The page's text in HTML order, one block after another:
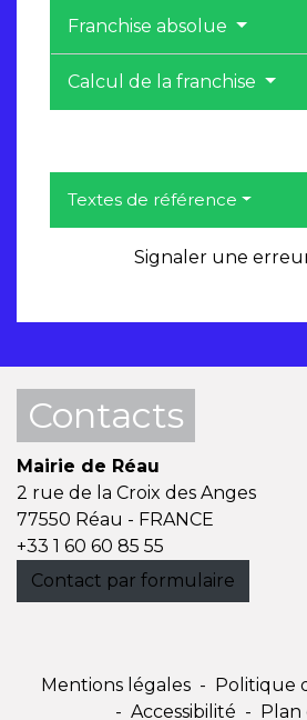
Franchise absolue
Calcul de la franchise
Textes de référence
Signaler une
Contacts
Mairie de Réau
2 rue de la Croix des Anges
77550 Réau - FRANCE
+33 1 60 60 85 55
Contact par formulaire
Mentions légales - Politique
- Accessibilité - Plan